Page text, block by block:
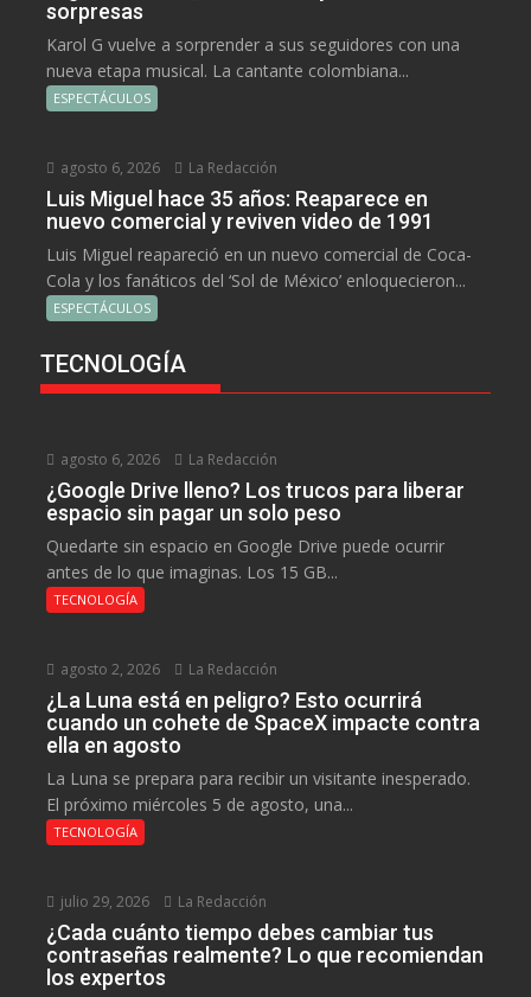
sorpresas
Karol G vuelve a sorprender a sus seguidores con una
nueva etapa musical. La cantante colombiana...
ESPECTÁCULOS
agosto 6, 2026 La Redacción
Luis Miguel hace 35 años: Reaparece en
nuevo comercial y reviven video de 1991
Luis Miguel reapareció en un nuevo comercial de Coca-
Cola y los fanáticos del ‘Sol de México’ enloquecieron...
ESPECTÁCULOS
TECNOLOGÍA
agosto 6, 2026 La Redacción
¿Google Drive lleno? Los trucos para liberar
espacio sin pagar un solo peso
Quedarte sin espacio en Google Drive puede ocurrir
antes de lo que imaginas. Los 15 GB...
TECNOLOGÍA
agosto 2, 2026 La Redacción
¿La Luna está en peligro? Esto ocurrirá
cuando un cohete de SpaceX impacte contra
ella en agosto
La Luna se prepara para recibir un visitante inesperado.
El próximo miércoles 5 de agosto, una...
TECNOLOGÍA
julio 29, 2026 La Redacción
¿Cada cuánto tiempo debes cambiar tus
contraseñas realmente? Lo que recomiendan
los expertos